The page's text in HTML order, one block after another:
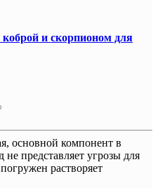
и скорпионом для
основной компонент в
представляет угрозы для
растворяет